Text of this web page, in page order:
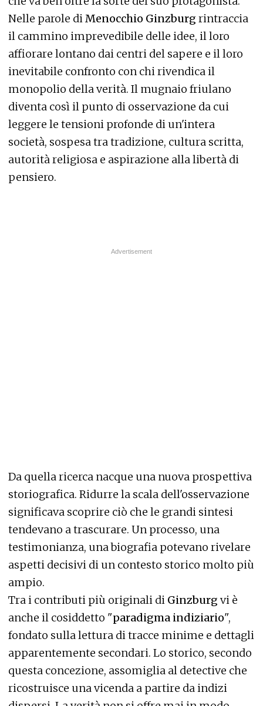
Nelle parole diMenocchio Ginzburg rintraccia
il cammino imprevedibile delle idee, il loro
affiorare lontano dai centri del sapere e il loro
inevitabile confronto con chi rivendica il
monopolio della verità. Il mugnaio friulano
diventa così il punto di osservazione da cui
leggere le tensioni profonde di un'intera
società, sospesa tra tradizione, cultura scritta,
autorità religiosa e aspirazione alla libertà di
pensiero.
Da quella ricerca nacque una nuova prospettiva
storiografica. Ridurre la scala dell'osservazione
significava scoprire ciò che le grandi sintesi
tendevano a trascurare. Un processo, una
testimonianza, una biografia potevano rivelare
aspetti decisivi di un contesto storico molto più
ampio.
Tra i contributi più originali di Ginzburg vi è
anche il cosiddetto "paradigma indiziario",
fondato sulla lettura di tracce minime e dettagli
apparentemente secondari. Lo storico, secondo
questa concezione, assomiglia al detective che
ricostruisce una vicenda a partire da indizi